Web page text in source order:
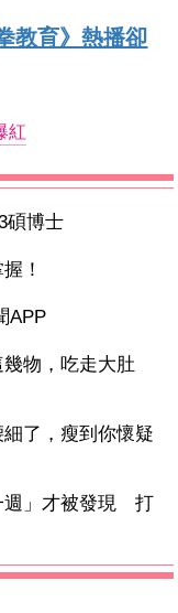
教育》熱播卻
紅
碩博士
！
APP
物，吃走大肚
了，瘦到你懷疑
週」才被發現 打